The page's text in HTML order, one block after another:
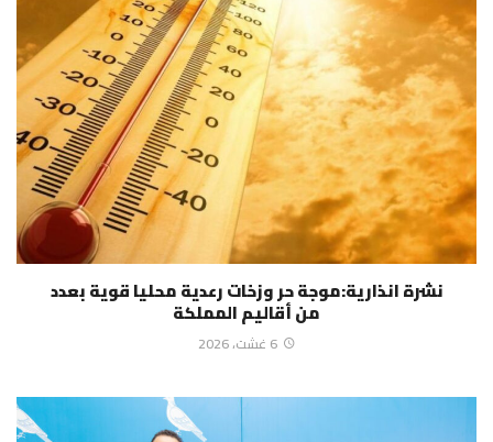
نشرة انذارية:موجة حر وزخات رعدية محليا قوية بعدد
من أقاليم المملكة
6 غشت، 2026